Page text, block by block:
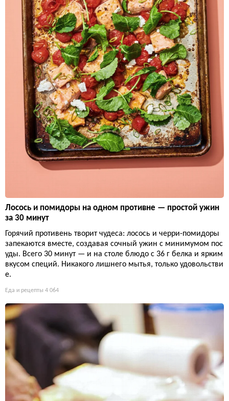
Лосось и помидоры на одном противне — простой ужин
за 30 минут
Горячий противень творит чудеса: лосось и черри-помидоры
запекаются вместе, создавая сочный ужин с минимумом пос
уды. Всего 30 минут — и на столе блюдо с 36 г белка и ярким
вкусом специй. Никакого лишнего мытья, только удовольстви
е.
Еда и рецепты 4 064